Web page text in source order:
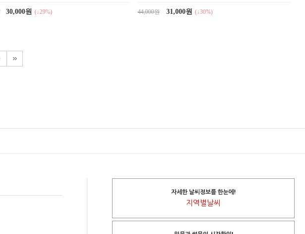
30,000원 (↓29%) 44,000원 31,000원 (↓30%)
자세한 날씨정보를 한눈에!
지역별날씨